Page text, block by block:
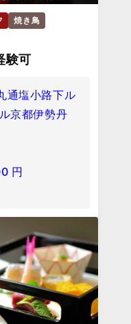
焼き鳥
験可
通塩小路下ル
京都伊勢丹
円